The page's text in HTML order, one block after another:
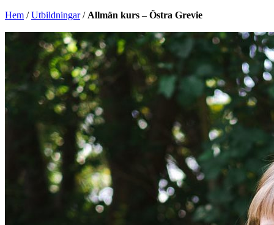
Hem /Utbildningar/ Allmän kurs – Östra Grevie